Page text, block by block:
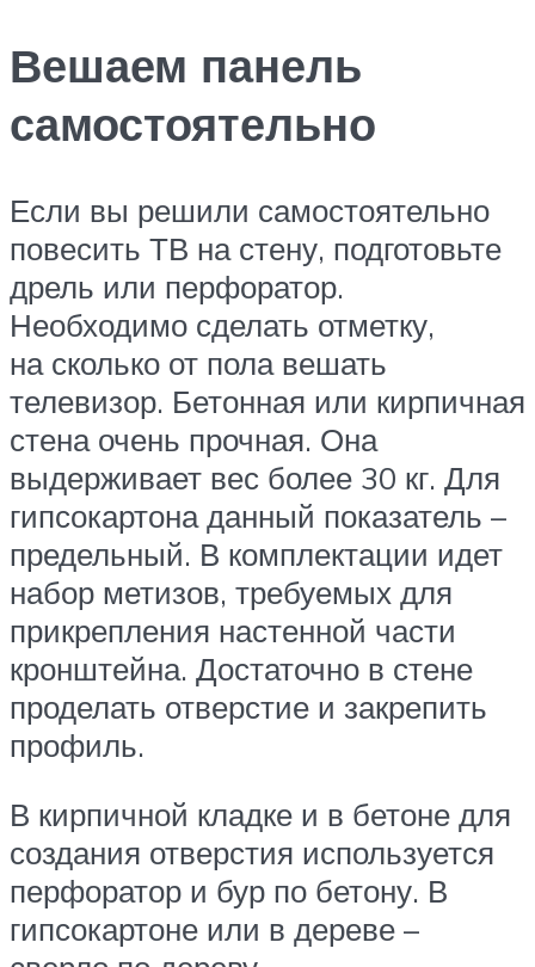
Вешаем панель
самостоятельно
Если вы решили самостоятельно
повесить ТВ на стену, подготовьте
дрель или перфоратор.
Необходимо сделать отметку,
на сколько от пола вешать
телевизор. Бетонная или кирпичная
стена очень прочная. Она
выдерживает вес более 30 кг. Для
гипсокартона данный показатель –
предельный. В комплектации идет
набор метизов, требуемых для
прикрепления настенной части
кронштейна. Достаточно в стене
проделать отверстие и закрепить
профиль.
В кирпичной кладке и в бетоне для
создания отверстия используется
перфоратор и бур по бетону. В
гипсокартоне или в дереве –